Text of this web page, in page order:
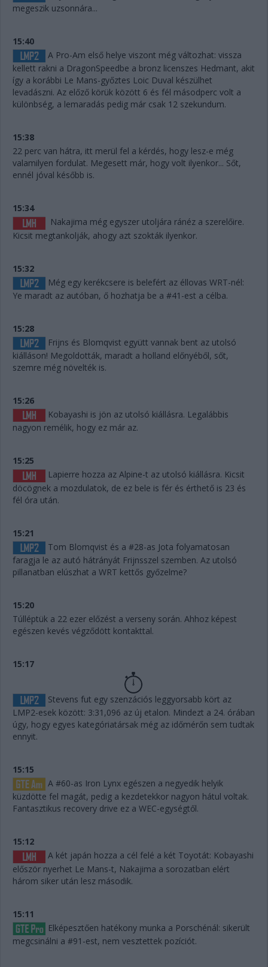
megeszik uzsonnára...
15:40
A Pro-Am első helye viszont még változhat: vissza
kellett rakni a DragonSpeedbe a bronz licenszes Hedmant, akit
így a korábbi Le Mans-győztes Loic Duval készülhet
levadászni. Az előző körük között 6 és fél másodperc volt a
különbség, a lemaradás pedig már csak 12 szekundum.
15:38
22 perc van hátra, itt merül fel a kérdés, hogy lesz-e még
valamilyen fordulat. Megesett már, hogy volt ilyenkor... Sőt,
ennél jóval később is.
15:34
Nakajima még egyszer utoljára ránéz a szerelőire.
Kicsit megtankolják, ahogy azt szokták ilyenkor.
15:32
Még egy kerékcsere is belefért az éllovas WRT-nél:
Ye maradt az autóban, ő hozhatja be a #41-est a célba.
15:28
Frijns és Blomqvist együtt vannak bent az utolsó
kiálláson! Megoldották, maradt a holland előnyéből, sőt,
szemre még növelték is.
15:26
Kobayashi is jön az utolsó kiállásra. Legalábbis
nagyon remélik, hogy ez már az.
15:25
Lapierre hozza az Alpine-t az utolsó kiállásra. Kicsit
döcögnek a mozdulatok, de ez bele is fér és érthető is 23 és
fél óra után.
15:21
Tom Blomqvist és a #28-as Jota folyamatosan
faragja le az autó hátrányát Frijnsszel szemben. Az utolsó
pillanatban elúszhat a WRT kettős győzelme?
15:20
Túlléptük a 22 ezer előzést a verseny során. Ahhoz képest
egészen kevés végződött kontakttal.
15:17
Stevens fut egy szenzációs leggyorsabb kört az
LMP2-esek között: 3:31,096 az új etalon. Mindezt a 24. órában
úgy, hogy egyes kategóriatársak még az időmérőn sem tudtak
ennyit.
15:15
A #60-as Iron Lynx egészen a negyedik helyik
küzdötte fel magát, pedig a kezdetekkor nagyon hátul voltak.
Fantasztikus recovery drive ez a WEC-egységtől.
15:12
A két japán hozza a cél felé a két Toyotát: Kobayashi
először nyerhet Le Mans-t, Nakajima a sorozatban elért
három siker után lesz második.
15:11
Elképesztően hatékony munka a Porschénál: sikerült
megcsinálni a #91-est, nem vesztettek pozíciót.